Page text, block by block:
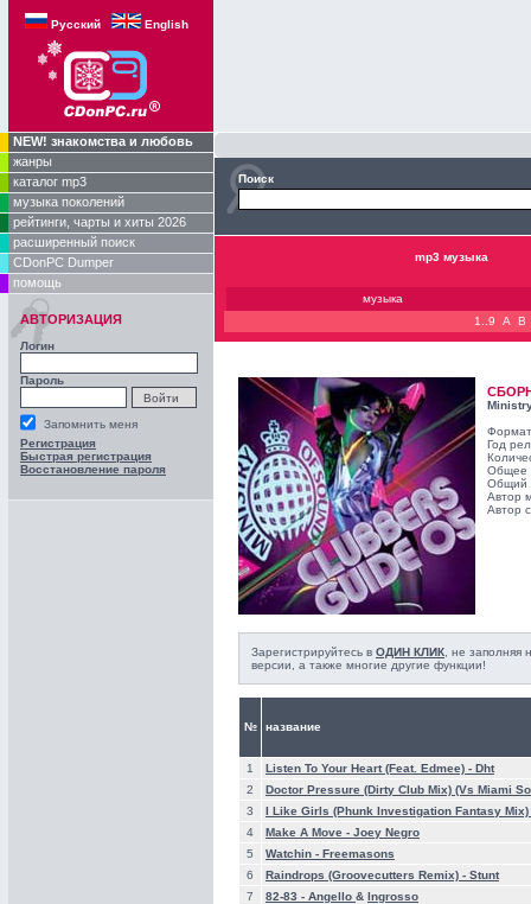
Русский English
NEW! знакомства и любовь
жанры
каталог mp3
музыка поколений
рейтинги, чарты и хиты 2026
расширенный поиск
CDonPC Dumper
помощь
АВТОРИЗАЦИЯ
Логин
Пароль
Запомнить меня
Регистрация
Быстрая регистрация
Восстановление пароля
Поиск
mp3 музыка
музыка
1..9
A B
Год
Общее
Общий
Автор
Автор
Зарегистрируйтесь в ОДИН КЛИК , не
версии, а также многие другие функции!
№ название
1 Listen To Your Heart (Feat. Edmee) - Dht
2
Doctor Pressure (Dirty Club Mix) (Vs Miami
3
I Like Girls (Phunk Investigation Fantasy
4
Make A Move - Joey Negro
5
Watchin - Freemasons
6
Raindrops (Groovecutters Remix) - Stunt
7
82-83 - Angello & Ingrosso